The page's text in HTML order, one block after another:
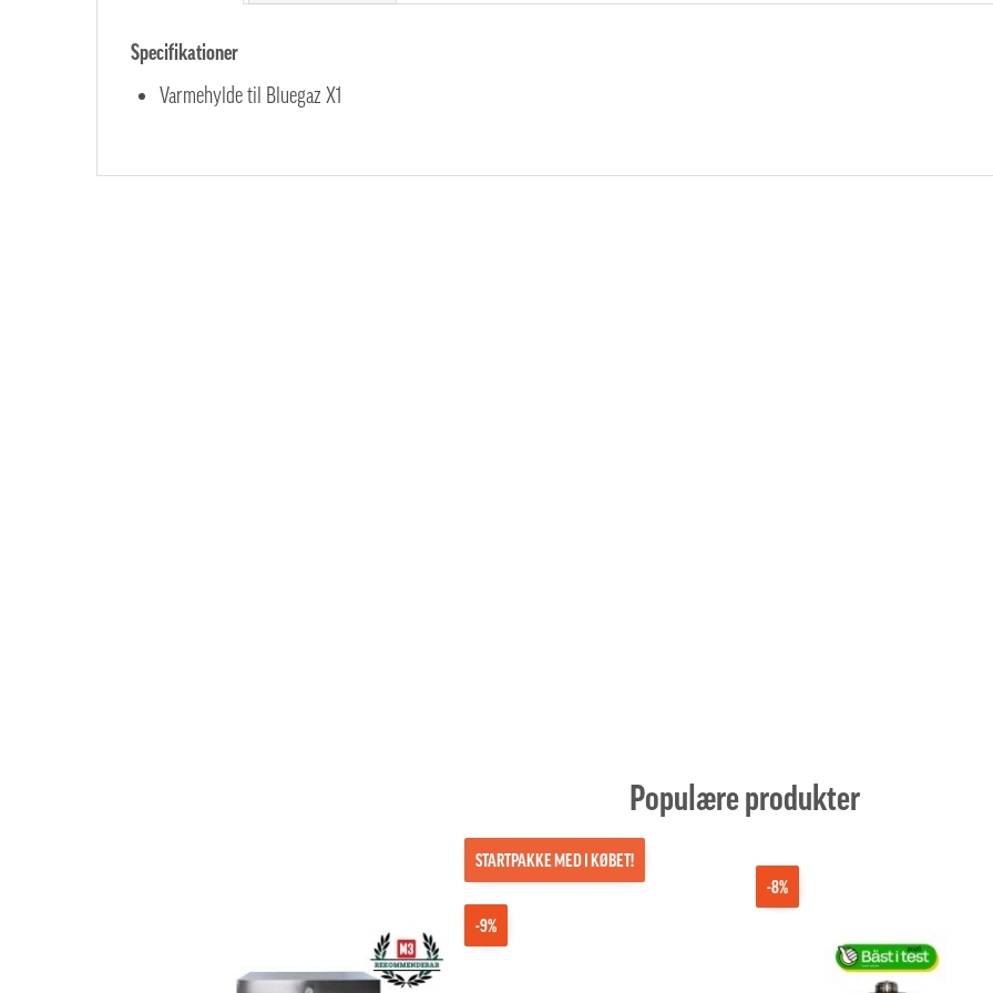
Specifikationer
Varmehylde til Bluegaz X1
Populære produkter
-9%
STARTPAKKE MED I KØBET!
-8%